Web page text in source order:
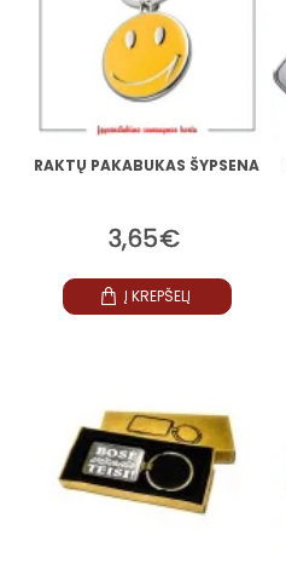
RAKTŲ PAKABUKAS ŠYPSENA
3,65€
Į KREPŠELĮ